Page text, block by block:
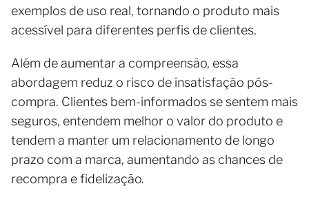
exemplos de uso real, tornando o produto mais
acessível para diferentes perfis de clientes.
Além de aumentar a compreensão, essa
abordagem reduz o risco de insatisfação pós-
compra. Clientes bem-informados se sentem mais
seguros, entendem melhor o valor do produto e
tendem a manter um relacionamento de longo
prazo com a marca, aumentando as chances de
recompra e fidelização.